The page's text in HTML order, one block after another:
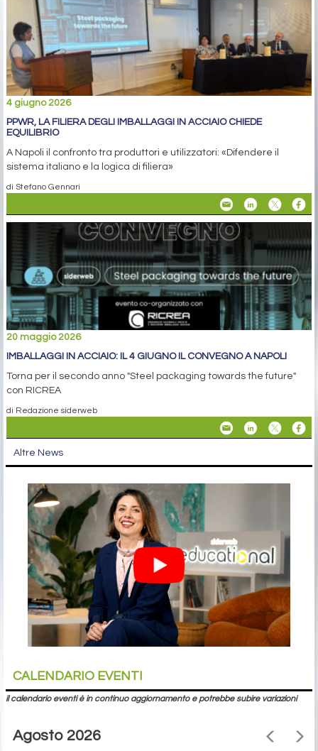
4 giugno 2026
PPWR, LA FILIERA DEGLI IMBALLAGGI IN ACCIAIO CHIEDE
EQUILIBRIO
A Napoli il confronto tra produttori e utilizzatori: «Difendere il
sistema italiano e la logica di filiera»
di Stefano Gennari
20 maggio 2026
IMBALLAGGI IN ACCIAIO: IL 4 GIUGNO IL CONVEGNO A NAPOLI
Torna per il secondo anno "Steel packaging towards the future"
con RICREA
di Redazione siderweb
Altre News
CALENDARIO EVENTI
il calendario eventi è in continuo aggiornamento e potrebbe subire variazioni
Agosto 2026